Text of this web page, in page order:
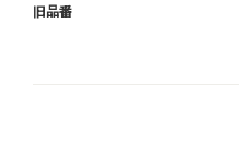
旧品番